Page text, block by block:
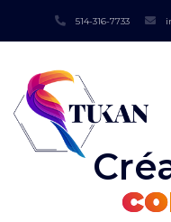
514-316-7733